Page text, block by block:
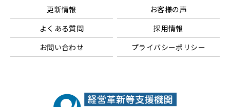
更新情報
お客様の声
よくある質問
採用情報
お問い合わせ
プライバシーポリシー